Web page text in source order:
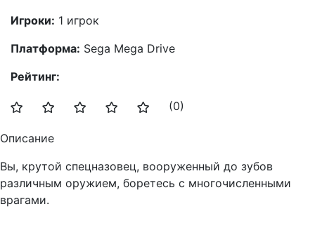
Игроки: 1 игрок
Платформа: Sega Mega Drive
Рейтинг:
(0)
Описание
Вы, крутой спецназовец, вооруженный до зубов
различным оружием, боретесь с многочисленными
врагами.